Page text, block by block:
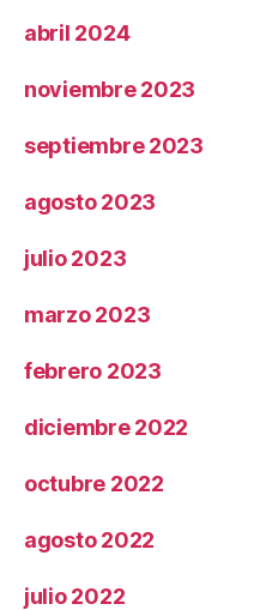
abril 2024
noviembre 2023
septiembre 2023
agosto 2023
julio 2023
marzo 2023
febrero 2023
diciembre 2022
octubre 2022
agosto 2022
julio 2022